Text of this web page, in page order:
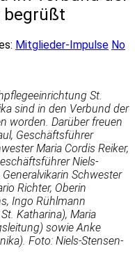
begrüßt
Mitglieder-Impulse No
St.
sind in den Verbund der
worden. Darüber freuen
Geschäftsführer
Maria Cordis Reiker,
Niels-
Schwester
Richter, Oberin
Ingo Rühlmann
Katharina), Maria
sowie Anke
Foto: Niels-Stensen-